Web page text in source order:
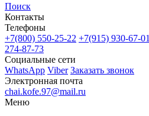
Поиск
Контакты
Телефоны
+7(800) 550-25-22 +7(915) 930-67-01
274-87-73
Социальные сети
WhatsApp Viber Заказать звонок
Электронная почта
chai.kofe.97@mail.ru
Меню